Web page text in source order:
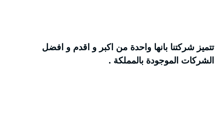
تتميز شركتنا بانها واحدة من اكبر و اقدم و افضل
الشركات الموجودة بالمملكة .